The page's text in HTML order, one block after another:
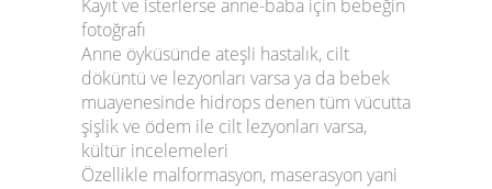
Kayıt ve isterlerse anne-baba için bebeğin
fotoğrafı
Anne öyküsünde ateşli hastalık, cilt
döküntü ve lezyonları varsa ya da bebek
muayenesinde hidrops denen tüm vücutta
şişlik ve ödem ile cilt lezyonları varsa,
kültür incelemeleri
Özellikle malformasyon, maserasyon yani